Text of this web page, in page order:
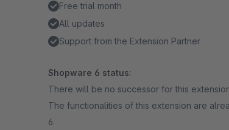
Free trial month
All updates
Support from the Extension Partner
Shopware 6 status:
There will be no successor for this
The functionalities of this extension are
6.